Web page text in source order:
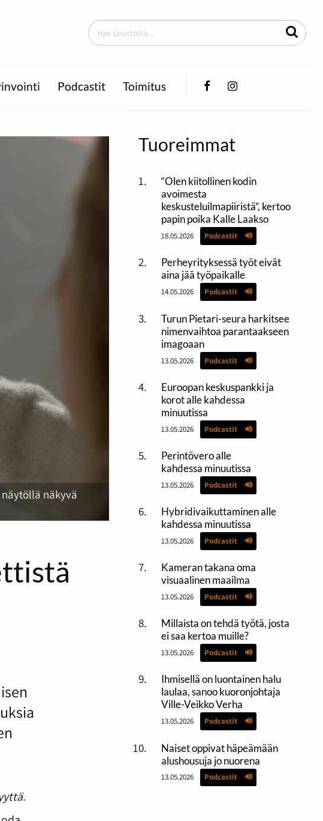
Podcastit Toimitus FacebookInstagram
näkyvä
Tuoreimmat
“Olen kiitollinen kodin
avoimesta
keskusteluilmapiiristä”, kertoo
papin poika Kalle Laakso
18.05.2026 Podcastit
Perheyrityksessä työt eivät
aina jää työpaikalle
14.05.2026 Podcastit
Turun Pietari-seura harkitsee
nimenvaihtoa parantaakseen
imagoaan
13.05.2026 Podcastit
Euroopan keskuspankki ja
korot alle kahdessa
minuutissa
13.05.2026 Podcastit
Perintövero alle
kahdessa minuutissa
13.05.2026 Podcastit
Hybridivaikuttaminen alle
kahdessa minuutissa
13.05.2026 Podcastit
Kameran takana oma
visuaalinen maailma
13.05.2026 Podcastit
Millaista on tehdä työtä, josta
ei saa kertoa muille?
13.05.2026 Podcastit
Ihmisellä on luontainen halu
laulaa, sanoo kuoronjohtaja
Ville-Veikko Verha
13.05.2026 Podcastit
Naiset oppivat häpeämään
alushousuja jo nuorena
13.05.2026 Podcastit